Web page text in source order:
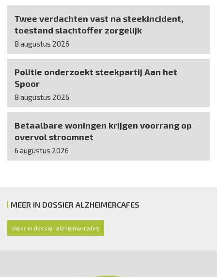
Twee verdachten vast na steekincident,
toestand slachtoffer zorgelijk
8 augustus 2026
Politie onderzoekt steekpartij Aan het
Spoor
8 augustus 2026
Betaalbare woningen krijgen voorrang op
overvol stroomnet
6 augustus 2026
MEER IN DOSSIER ALZHEIMERCAFES
Meer in dossier alzheimercafes